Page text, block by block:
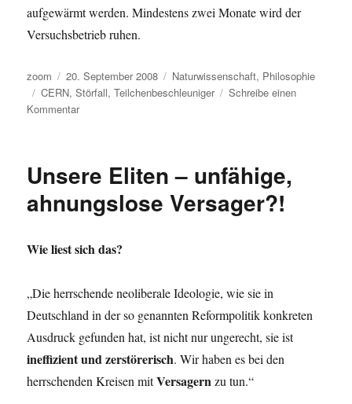
aufgewärmt werden. Mindestens zwei Monate wird der
Versuchsbetrieb ruhen.
Autor
zoom
Veröffentlicht
am
20. September 2008 Kategorien
Naturwissenschaft, Philosophie
Schlagwörter
CERN,Störfall,Teilchenbeschleuniger
Schreibe einen
Kommentarzu
ausgebremst
Unsere Eliten – unfähige,
ahnungslose Versager?!
Wie liest sich das?
„Die herrschende neoliberale Ideologie, wie sie in
Deutschland in der so genannten Reformpolitik konkreten
Ausdruck gefunden hat, ist nicht nur ungerecht, sie ist
ineffizient und zerstörerisch. Wir haben es bei den
herrschenden Kreisen mitVersagernzu tun.“